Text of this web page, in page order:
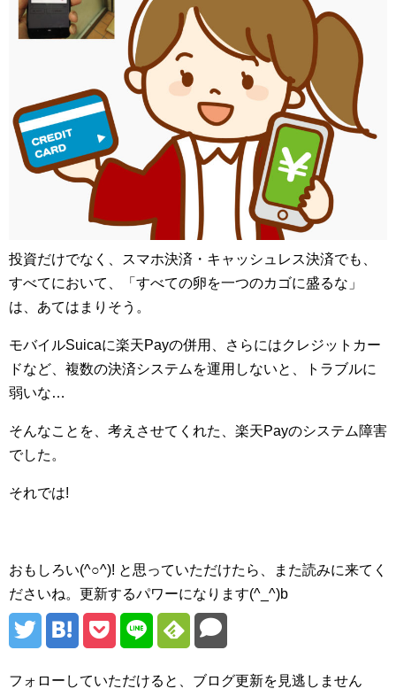
投資だけでなく、スマホ決済・キャッシュレス決済でも、
すべてにおいて、
すべての卵を一つのカゴに盛るな
は、あてはまりそう。
モバイルSuicaに楽天Payの併用、さらにはクレジットカー
ドなど、複数の決済システムを運用しないと、トラブルに
弱いな…
そんなことを、考えさせてくれた、楽天Payのシステム障害
でした。
それでは!
おもしろい(^○^)! と思っていただけたら、また読みに来てく
ださいね。更新するパワーになります(^_^)b
フォローしていただけると、ブログ更新を見逃しません